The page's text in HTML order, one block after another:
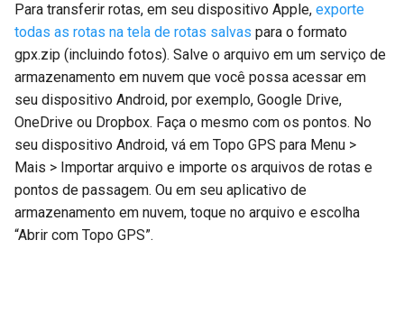
Para transferir rotas, em seu dispositivo Apple, exporte
todas as rotas na tela de rotas salvas para o formato
gpx.zip (incluindo fotos). Salve o arquivo em um serviço de
armazenamento em nuvem que você possa acessar em
seu dispositivo Android, por exemplo, Google Drive,
OneDrive ou Dropbox. Faça o mesmo com os pontos. No
seu dispositivo Android, vá em Topo GPS para Menu >
Mais > Importar arquivo e importe os arquivos de rotas e
pontos de passagem. Ou em seu aplicativo de
armazenamento em nuvem, toque no arquivo e escolha
“Abrir com Topo GPS”.